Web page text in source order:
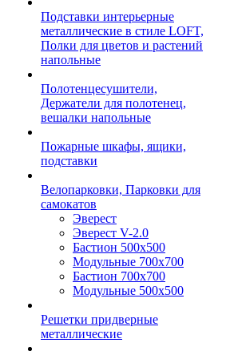
Подставки интерьерные
металлические в стиле LOFT,
Полки для цветов и растений
напольные
Полотенцесушители,
Держатели для полотенец,
вешалки напольные
Пожарные шкафы, ящики,
подставки
Велопарковки, Парковки для
самокатов
Эверест
Эверест V-2.0
Бастион 500х500
Модульные 700х700
Бастион 700х700
Модульные 500х500
Решетки придверные
металлические